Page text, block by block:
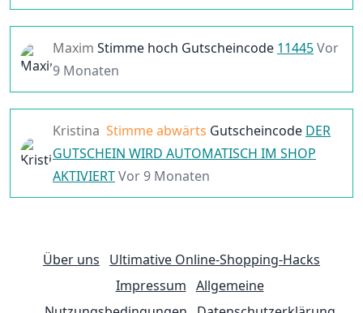
Maxim Stimme hoch Gutscheincode 11445Vor
9 Monaten
Kristina Stimme abwärts Gutscheincode DER
GUTSCHEIN WIRD AUTOMATISCH IM SHOP
AKTIVIERTVor 9 Monaten
Über uns
Ultimative Online-Shopping-Hacks
Impressum Allgemeine